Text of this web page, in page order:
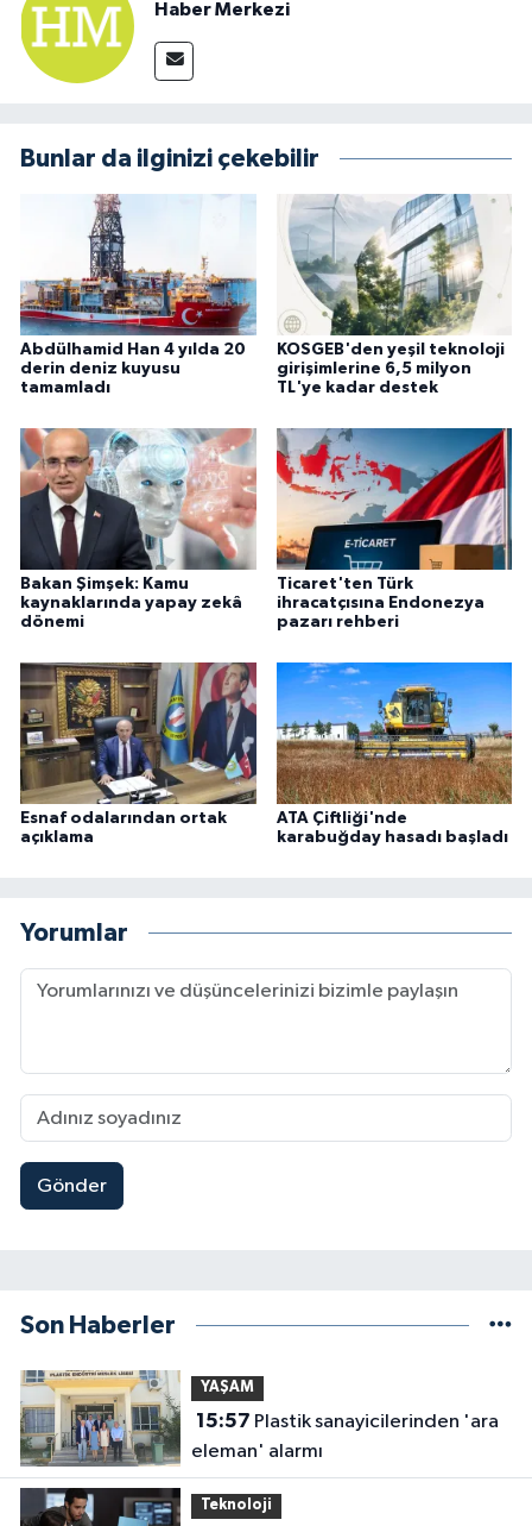
Haber Merkezi
Bunlar da ilginizi çekebilir
Abdülhamid Han 4 yılda 20
derin deniz kuyusu
tamamladı
KOSGEB'den yeşil teknoloji
girişimlerine 6,5 milyon
TL'ye kadar destek
Bakan Şimşek: Kamu
kaynaklarında yapay zekâ
dönemi
Ticaret'ten Türk
ihracatçısına Endonezya
pazarı rehberi
Esnaf odalarından ortak
açıklama
ATA Çiftliği'nde
karabuğday hasadı başladı
Yorumlar
Gönder
Son Haberler
YAŞAM
15:57
eleman' alarmı
Teknoloji